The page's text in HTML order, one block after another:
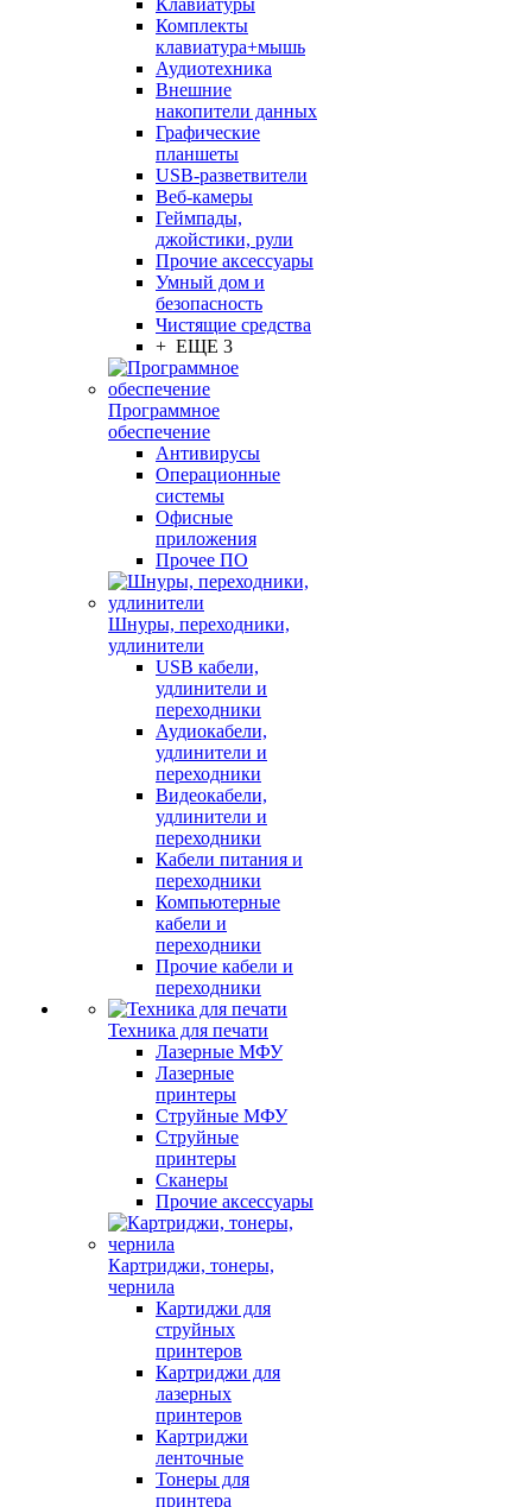
Клавиатуры
Комплекты
клавиатура+мышь
Аудиотехника
Внешние
накопители данных
Графические
планшеты
USB-разветвители
Веб-камеры
Геймпады,
джойстики, рули
Прочие аксессуары
Умный дом и
безопасность
Чистящие средства
+ ЕЩЕ 3
Программное
обеспечение
Антивирусы
Операционные
системы
Офисные
приложения
Прочее ПО
Шнуры, переходники,
удлинители
USB кабели,
удлинители и
переходники
Аудиокабели,
удлинители и
переходники
Видеокабели,
удлинители и
переходники
Кабели питания и
переходники
Компьютерные
кабели и
переходники
Прочие кабели и
переходники
Техника для печати
Лазерные МФУ
Лазерные
принтеры
Струйные МФУ
Струйные
принтеры
Сканеры
Прочие аксессуары
Картриджи, тонеры,
чернила
Картиджи для
струйных
принтеров
Картриджи для
лазерных
принтеров
Картриджи
ленточные
Тонеры для
принтера